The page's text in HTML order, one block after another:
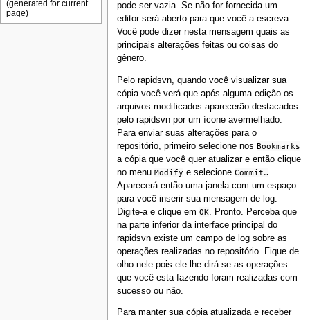
pode ser vazia. Se não for fornecida um
editor será aberto para que você a escreva.
Você pode dizer nesta mensagem quais as
principais alterações feitas ou coisas do
gênero.
Pelo rapidsvn, quando você visualizar sua
cópia você verá que após alguma edição os
arquivos modificados aparecerão destacados
pelo rapidsvn por um ícone avermelhado.
Para enviar suas alterações para o
repositório, primeiro selecione nos Bookmarks
a cópia que você quer atualizar e então clique
no menu Modify e selecione Commit….
Aparecerá então uma janela com um espaço
para você inserir sua mensagem de log.
Digite-a e clique em OK. Pronto. Perceba que
na parte inferior da interface principal do
rapidsvn existe um campo de log sobre as
operações realizadas no repositório. Fique de
olho nele pois ele lhe dirá se as operações
que você esta fazendo foram realizadas com
sucesso ou não.
Para manter sua cópia atualizada e receber